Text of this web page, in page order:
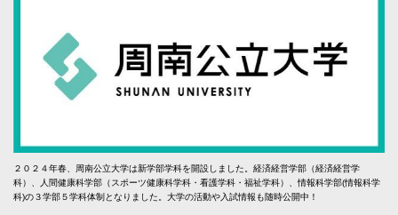
２０２４年春、周南公立大学は新学部学科を開設しました。経済経営学部（経済経営学
科）、人間健康科学部（スポーツ健康科学科・看護学科・福祉学科）、情報科学部(情報科学
科)の３学部５学科体制となりました。大学の活動や入試情報も随時公開中！